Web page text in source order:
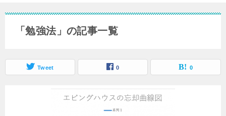
「勉強法」の記事一覧
Tweet 0 0